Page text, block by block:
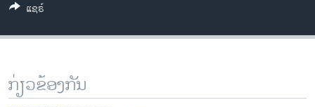
ທຸລະກິດ
ພາສາອັງກິດ
ສຽງ
ແຊຣ໌
ກ່ຽວຂ້ອງກັນ